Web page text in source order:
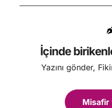
İçinde
Yazını gönder,
Misafir